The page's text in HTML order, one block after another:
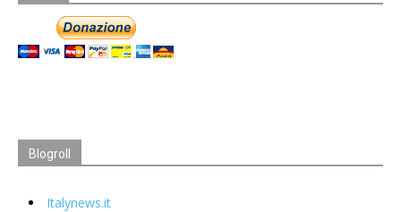
Blogroll
Italynews.it